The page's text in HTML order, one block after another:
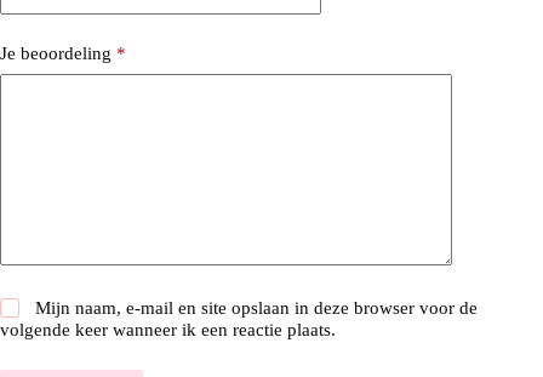
Je beoordeling *
Mijn naam, e-mail en site opslaan in deze browser voor de
volgende keer wanneer ik een reactie plaats.